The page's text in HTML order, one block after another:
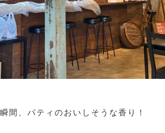
間、パティのおいしそうな香り！